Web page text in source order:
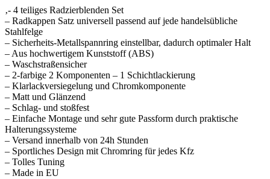
Sonax XTREME FelgenReiniger
PLUS
Sonax XTREME
KunststoffDetailer Innen+Außen
Sonax XTREME
Polster+AlcantaraReiniger
Sonax XTREME
ReifenGlanzSpray Wet Look
Sonax XTREME RichFoam
Sonax XTREME ScheibenKlar
Die Sonax Welt auf auto-
‚- 4 teiliges Radzierblenden Set
– Radkappen Satz universell passend auf jede handelsübliche
Stahlfelge
– Sicherheits-Metallspannring einstellbar, dadurch optimaler Halt
– Aus hochwertigem Kunststoff (ABS)
– Waschstraßensicher
– 2-farbige 2 Komponenten – 1 Schichtlackierung
– Klarlackversiegelung und Chromkomponente
– Matt und Glänzend
– Schlag- und stoßfest
– Einfache Montage und sehr gute Passform durch praktische
Halterungssysteme
– Versand innerhalb von 24h Stunden
– Sportliches Design mit Chromring für jedes Kfz
– Tolles Tuning
– Made in EU